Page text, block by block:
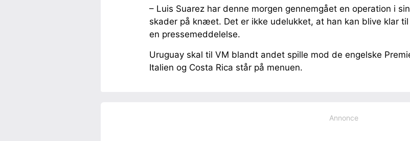
– Luis Suarez har denne morgen gennemgået en operation i
skader på knæet. Det er ikke udelukket, at han kan blive klar
en pressemeddelelse.
Uruguay skal til VM blandt andet spille mod de engelske
Italien og Costa Rica står på menuen.
Annonce